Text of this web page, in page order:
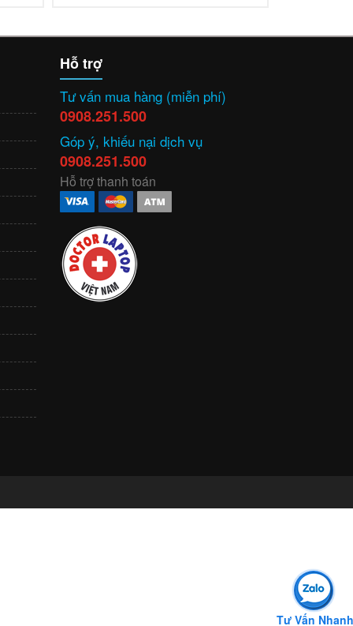
Hỗ trợ
Tư vấn mua hàng (miễn phí)
0908.251.500
Góp ý, khiếu nại dịch vụ
0908.251.500
Hỗ trợ thanh toán
Tư Vấn Nhanh